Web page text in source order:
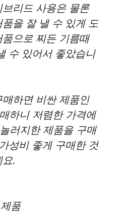
리드 사용은 물론
을 잘 낼 수 있게 도
으로 찌든 기름때
수 있어서 좋았습니
하면 비싼 제품인
하니 저렴한 가격에
러지한 제품을 구매
성비 좋게 구매한 것
.
품